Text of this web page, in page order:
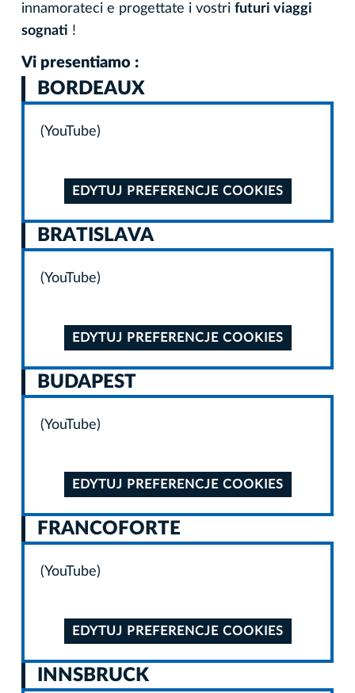
innamorateci e progettate i vostri futuri viaggi
sognati !
Vi presentiamo :
BORDEAUX
(YouTube)
EDYTUJ PREFERENCJE COOKIES
BRATISLAVA
(YouTube)
EDYTUJ PREFERENCJE COOKIES
BUDAPEST
(YouTube)
EDYTUJ PREFERENCJE COOKIES
FRANCOFORTE
(YouTube)
EDYTUJ PREFERENCJE COOKIES
INNSBRUCK